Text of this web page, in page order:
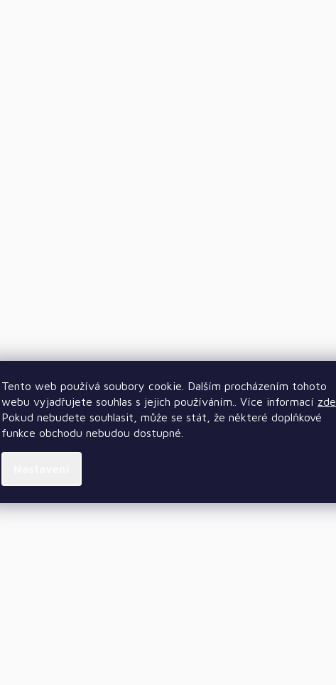
Tento web používá soubory cookie. Dalším procházením tohoto
webu vyjadřujete souhlas s jejich používáním.. Více informací zde
Pokud nebudete souhlasit, může se stát, že některé doplňkové
funkce obchodu nebudou dostupné.